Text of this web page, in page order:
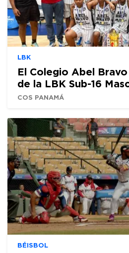
LBK
El Colegio Abel
de la LBK Sub-16
COS PANAMÁ
BÉISBOL